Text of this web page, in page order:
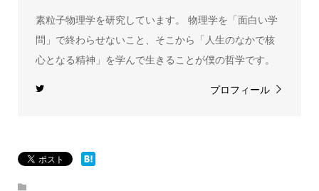
素粒子物理学を研究しています。 物理学を「面白い学
問」で終わらせないこと、そこから「人生のなかで核
心となる精神」を学んで生きることが僕の哲学です。
プロフィール